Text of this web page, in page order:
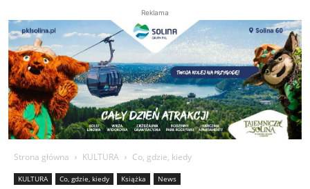
Reklama
Strona główna KULTURA Co, gdzie, kiedy
KULTURA Co, gdzie, kiedy Książka News